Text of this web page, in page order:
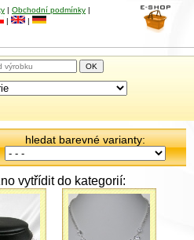
| Obchodní podmínky |
|
|
hledat barevné varianty:
vytřídit do kategorií: